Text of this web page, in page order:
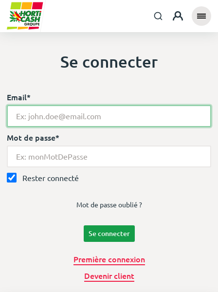
Se connecter
Email*
Mot de passe*
Rester connecté
Mot de passe oublié ?
Se connecter
Première connexion
Devenir client